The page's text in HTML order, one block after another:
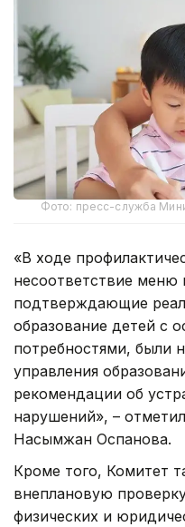
Фото: пресс-служба
«В ходе
несоответствие
подтверждающие
образование детей с
потребностями, были
управления
рекомендации об
нарушений», –
Насымжан Оспанова.
Кроме того, Комитет
внеплановую
физических и